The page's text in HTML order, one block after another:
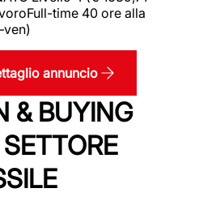
time 40 ore alla
annuncio
& BUYING